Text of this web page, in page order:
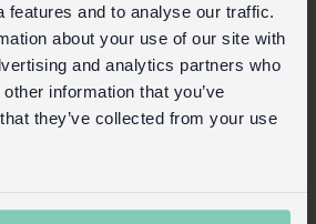
features and to analyse our traffic.
about your use of our site with
and analytics partners who
information that you’ve
they’ve collected from your use
mit einem feuchten Tuch
waschen, bügeln, im
trocknen oder chemisch